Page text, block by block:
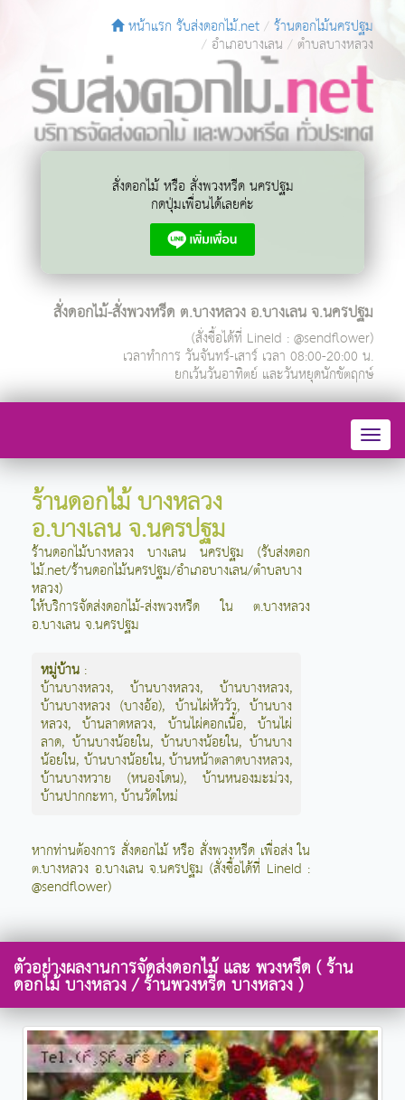
หน้าแรก รับส่งดอกไม้.net ร้านดอกไม้นครปฐม
อำเภอบางเลน ตำบลบางหลวง
สั่งดอกไม้ หรือ สั่งพวงหรีด นครปฐม
กดปุ่มเพื่อนได้เลยค่ะ
สั่งดอกไม้-สั่งพวงหรีด ต.บางหลวง อ.บางเลน จ.นครปฐม
(สั่งซื้อได้ที่ LineId : @sendflower)
เวลาทำการ วันจันทร์-เสาร์ เวลา 08:00-20:00 น.
ยกเว้นวันอาทิตย์ และวันหยุดนักขัตฤกษ์
ร้านดอกไม้ บางหลวง
อ.บางเลน จ.นครปฐม
ร้านดอกไม้บางหลวง บางเลน นครปฐม (รับส่งดอก
ไม้.net/ร้านดอกไม้นครปฐม/อำเภอบางเลน/ตำบลบาง
หลวง)
ให้บริการจัดส่งดอกไม้-ส่งพวงหรีด ใน ต.บางหลวง
อ.บางเลน จ.นครปฐม
หมู่บ้าน :
บ้านบางหลวง,บ้านบางหลวง,บ้านบางหลวง,
บ้านบางหลวง (บางอ้อ), บ้านไผ่หัววัว,บ้านบาง
หลวง,บ้านลาดหลวง, บ้านไผ่คอกเนื้อ,บ้านไผ่
ลาด,บ้านบางน้อยใน,บ้านบางน้อยใน,บ้านบาง
น้อยใน, บ้านบางน้อยใน,บ้านหน้าตลาดบางหลวง,
บ้านบางหวาย (หนองโดน),บ้านหนองมะม่วง,
บ้านปากกะทา,บ้านวัดใหม่
หากท่านต้องการ สั่งดอกไม้ หรือ สั่งพวงหรีด เพื่อส่ง ใน
ต.บางหลวง อ.บางเลน จ.นครปฐม (สั่งซื้อได้ที่ LineId :
@sendflower)
ตัวอย่างผลงานการจัดส่งดอกไม้ และ พวงหรีด ( ร้าน
ดอกไม้ บางหลวง / ร้านพวงหรีด บางหลวง )